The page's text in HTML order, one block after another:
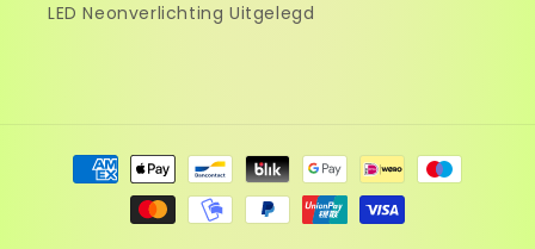
LED Neonverlichting Uitgelegd
Betaalmethoden